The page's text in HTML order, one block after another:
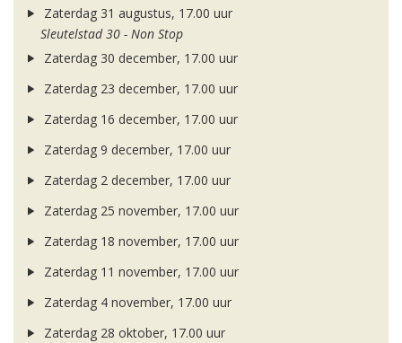
Zaterdag 31 augustus, 17.00 uur
Sleutelstad 30 - Non Stop
Zaterdag 30 december, 17.00 uur
Zaterdag 23 december, 17.00 uur
Zaterdag 16 december, 17.00 uur
Zaterdag 9 december, 17.00 uur
Zaterdag 2 december, 17.00 uur
Zaterdag 25 november, 17.00 uur
Zaterdag 18 november, 17.00 uur
Zaterdag 11 november, 17.00 uur
Zaterdag 4 november, 17.00 uur
Zaterdag 28 oktober, 17.00 uur